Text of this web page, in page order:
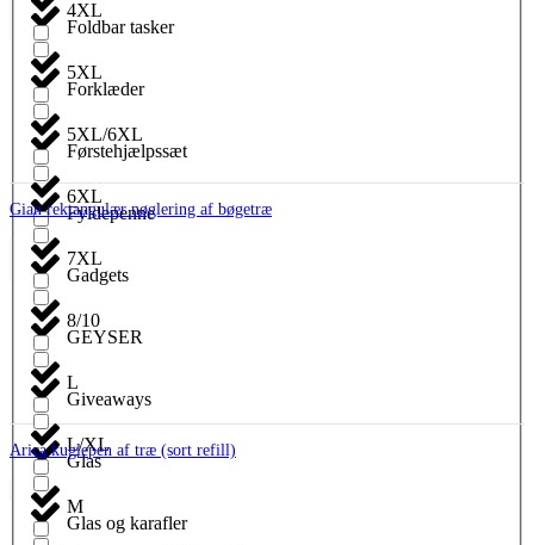
Foldbar tasker
Forklæder
Førstehjælpssæt
Fyldepenne
Gadgets
GEYSER
Giveaways
Glas
Glas og karafler
4XL
5XL
5XL/6XL
6XL
7XL
8/10
L
L/XL
M
Gian rektangulær nøglering af bøgetræ
Arica kuglepen af træ (sort refill)